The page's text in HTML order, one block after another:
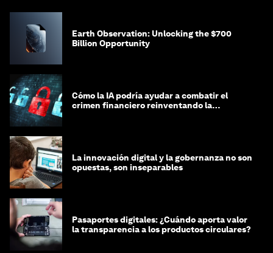
Earth Observation: Unlocking the $700
Billion Opportunity
Cómo la IA podría ayudar a combatir el
crimen financiero reinventando la
La innovación digital y la gobernanza no son
opuestas, son inseparables
Pasaportes digitales: ¿Cuándo aporta valor
la transparencia a los productos circulares?